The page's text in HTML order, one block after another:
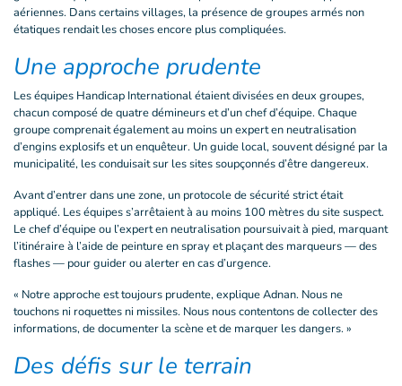
aériennes. Dans certains villages, la présence de groupes armés non
étatiques rendait les choses encore plus compliquées.
Une approche prudente
Les équipes Handicap International étaient divisées en deux groupes,
chacun composé de quatre démineurs et d’un chef d’équipe. Chaque
groupe comprenait également au moins un expert en neutralisation
d’engins explosifs et un enquêteur. Un guide local, souvent désigné par la
municipalité, les conduisait sur les sites soupçonnés d’être dangereux.
Avant d’entrer dans une zone, un protocole de sécurité strict était
appliqué. Les équipes s’arrêtaient à au moins 100 mètres du site suspect.
Le chef d’équipe ou l’expert en neutralisation poursuivait à pied, marquant
l’itinéraire à l’aide de peinture en spray et plaçant des marqueurs — des
flashes — pour guider ou alerter en cas d’urgence.
« Notre approche est toujours prudente, explique Adnan. Nous ne
touchons ni roquettes ni missiles. Nous nous contentons de collecter des
informations, de documenter la scène et de marquer les dangers. »
Des défis sur le terrain